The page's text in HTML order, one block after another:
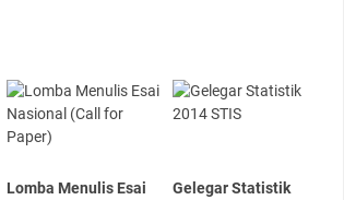
Lomba Menulis Esai
Gelegar Statistik